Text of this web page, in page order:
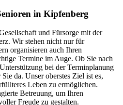
in Kipfenberg
und Fürsorge mit der
Wir stehen nicht nur für
organisieren auch Ihren
Termine im Auge. Ob Sie nach
bei der Terminplanung
da. Unser oberstes Ziel ist es,
Leben zu ermöglichen.
Betreuung, um Ihren
Freude zu gestalten.